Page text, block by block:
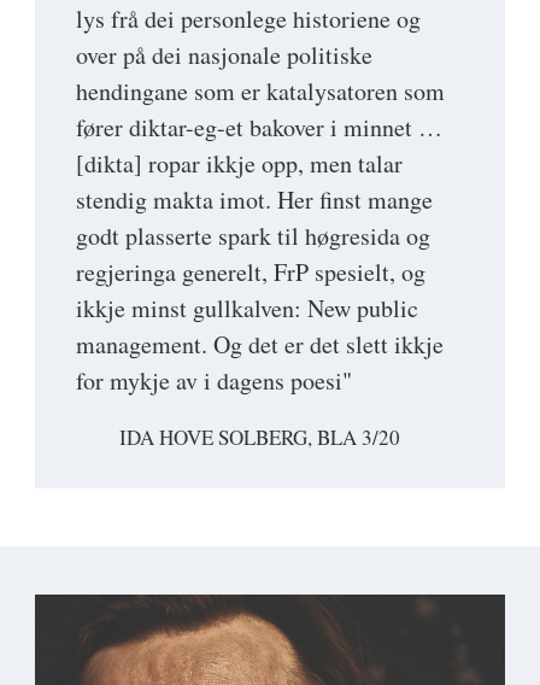
lys frå dei personlege historiene og
over på dei nasjonale politiske
hendingane som er katalysatoren som
fører diktar-eg-et bakover i minnet …
[dikta] ropar ikkje opp, men talar
stendig makta imot. Her finst mange
godt plasserte spark til høgresida og
regjeringa generelt, FrP spesielt, og
ikkje minst gullkalven: New public
management. Og det er det slett ikkje
for mykje av i dagens poesi"
IDA HOVE SOLBERG, BLA 3/20